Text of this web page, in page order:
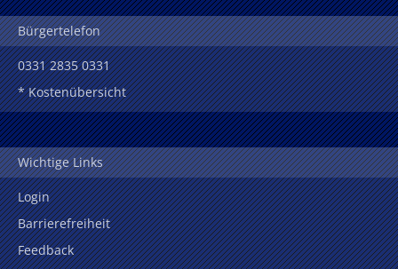
Bürgertelefon
0331 2835 0331
* Kostenübersicht
Wichtige Links
Login
Barrierefreiheit
Feedback